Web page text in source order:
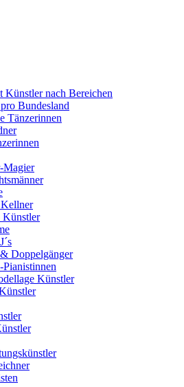
Künstler nach Bereichen
Bundesland
Tänzerinnen
Magier
Künstler
Doppelgänger
Pianistinnen
Künstler